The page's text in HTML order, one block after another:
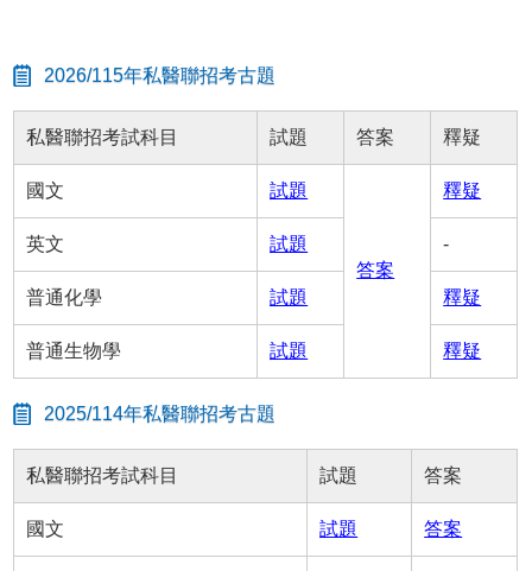
2026/115年私醫聯招考古題
私醫聯招考試科目 試題 答案 釋疑
國文 試題
答案
釋疑
英文 試題 -
普通化學 試題 釋疑
普通生物學 試題 釋疑
2025/114年私醫聯招考古題
私醫聯招考試科目 試題 答案
國文 試題 答案